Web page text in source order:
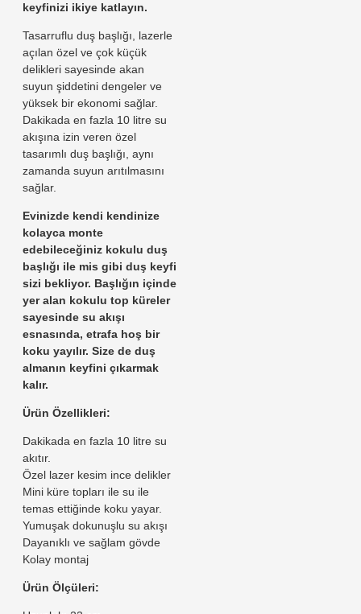
keyfinizi ikiye katlayın.
Tasarruflu duş başlığı, lazerle
açılan özel ve çok küçük
delikleri sayesinde akan
suyun şiddetini dengeler ve
yüksek bir ekonomi sağlar.
Dakikada en fazla 10 litre su
akışına izin veren özel
tasarımlı duş başlığı, aynı
zamanda suyun arıtılmasını
sağlar.
Evinizde kendi kendinize
kolayca monte
edebileceğiniz kokulu duş
başlığı ile mis gibi duş keyfi
sizi bekliyor. Başlığın içinde
yer alan kokulu top küreler
sayesinde su akışı
esnasında, etrafa hoş bir
koku yayılır. Size de duş
almanın keyfini çıkarmak
kalır.
Ürün Özellikleri:
Dakikada en fazla 10 litre su
akıtır.
Özel lazer kesim ince delikler
Mini küre topları ile su ile
temas ettiğinde koku yayar.
Yumuşak dokunuşlu su akışı
Dayanıklı ve sağlam gövde
Kolay montaj
Ürün Ölçüleri: